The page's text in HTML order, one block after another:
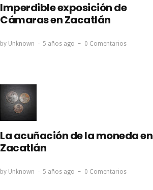
Imperdible exposición de
Cámaras en Zacatlán
by Unknown 5 años ago 0 Comentarios
La acuñación de la moneda en
Zacatlán
by Unknown 5 años ago 0 Comentarios